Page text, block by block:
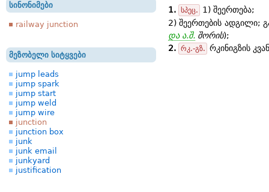
სინონიმები
railway junction
მეზობელი სიტყვები
jump leads
jump spark
jump start
jump weld
jump wire
junction
junction box
junk
junk email
junkyard
justification
1. სპეც.
1) შეერთება;
2) შეერთების ადგილი;
და ა.შ. შორის);
2. რკ.-გზ. რკინიგზის